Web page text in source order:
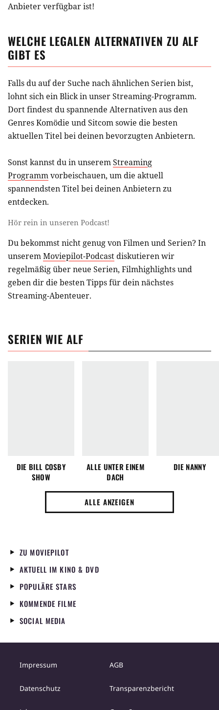
Anbieter verfügbar ist!
WELCHE LEGALEN ALTERNATIVEN ZU ALF
GIBT ES
Falls du auf der Suche nach ähnlichenSerienbist,
lohnt sich ein Blick in unser Streaming-Programm.
Dort findest du spannende Alternativen aus den
Genres Komödie und Sitcomsowie die besten
aktuellen Titel bei deinen bevorzugten Anbietern.
Sonst kannst du in unseremStreaming
Programmvorbeischauen, um die aktuell
spannendsten Titel bei deinen Anbietern zu
entdecken.
Hör rein in unseren Podcast!
Du bekommst nicht genug von Filmen und Serien? In
unseremMoviepilot-Podcast diskutieren wir
regelmäßig über neue Serien, Filmhighlights und
geben dir die besten Tipps für dein nächstes
Streaming-Abenteuer.
SERIEN WIEALF
DIE BILL COSBY
SHOW
ALLE UNTER EINEM
DACH
DIE NANNY
ALLE ANZEIGEN
ZU MOVIEPILOT
AKTUELL IM KINO & DVD
POPULÄRE STARS
KOMMENDE FILME
SOCIAL MEDIA
Impressum AGB
Datenschutz Transparenzbericht